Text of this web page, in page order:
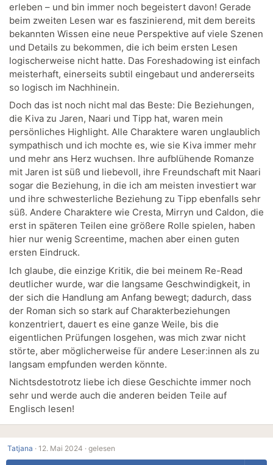
erleben – und bin immer noch begeistert davon! Gerade
beim zweiten Lesen war es faszinierend, mit dem bereits
bekannten Wissen eine neue Perspektive auf viele Szenen
und Details zu bekommen, die ich beim ersten Lesen
logischerweise nicht hatte. Das Foreshadowing ist einfach
meisterhaft, einerseits subtil eingebaut und andererseits
so logisch im Nachhinein.
Doch das ist noch nicht mal das Beste: Die Beziehungen,
die Kiva zu Jaren, Naari und Tipp hat, waren mein
persönliches Highlight. Alle Charaktere waren unglaublich
sympathisch und ich mochte es, wie sie Kiva immer mehr
und mehr ans Herz wuchsen. Ihre aufblühende Romanze
mit Jaren ist süß und liebevoll, ihre Freundschaft mit Naari
sogar die Beziehung, in die ich am meisten investiert war
und ihre schwesterliche Beziehung zu Tipp ebenfalls sehr
süß. Andere Charaktere wie Cresta, Mirryn und Caldon, die
erst in späteren Teilen eine größere Rolle spielen, haben
hier nur wenig Screentime, machen aber einen guten
ersten Eindruck.
Ich glaube, die einzige Kritik, die bei meinem Re-Read
deutlicher wurde, war die langsame Geschwindigkeit, in
der sich die Handlung am Anfang bewegt; dadurch, dass
der Roman sich so stark auf Charakterbeziehungen
konzentriert, dauert es eine ganze Weile, bis die
eigentlichen Prüfungen losgehen, was mich zwar nicht
störte, aber möglicherweise für andere Leser:innen als zu
langsam empfunden werden könnte.
Nichtsdestotrotz liebe ich diese Geschichte immer noch
sehr und werde auch die anderen beiden Teile auf
Englisch lesen!
Tatjana · 12. Mai 2024 · gelesen